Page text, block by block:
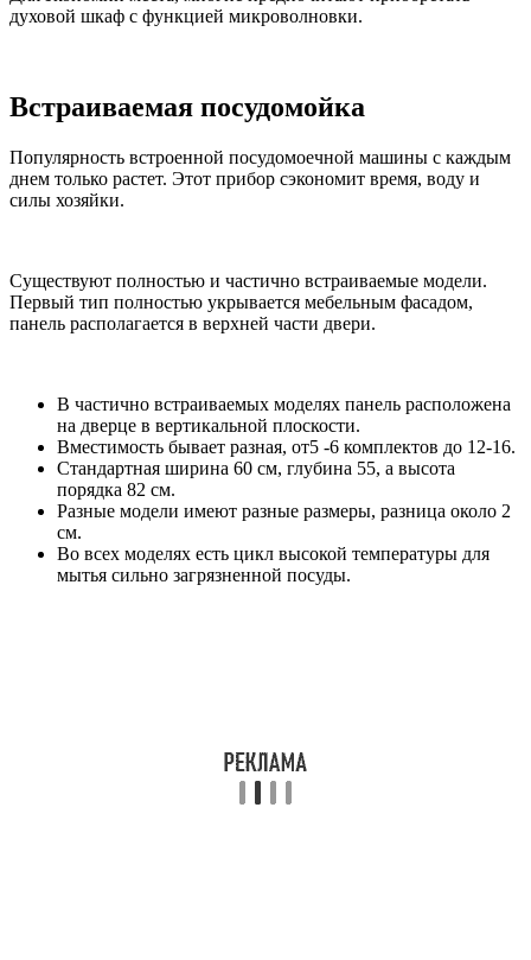
духовой шкаф с функцией микроволновки.
Встраиваемая посудомойка
Популярность встроенной посудомоечной машины с каждым
днем только растет. Этот прибор сэкономит время, воду и
силы хозяйки.
Существуют полностью и частично встраиваемые модели.
Первый тип полностью укрывается мебельным фасадом,
панель располагается в верхней части двери.
В частично встраиваемых моделях панель расположена
на дверце в вертикальной плоскости.
Вместимость бывает разная, от5 -6 комплектов до 12-16.
Стандартная ширина 60 см, глубина 55, а высота
порядка 82 см.
Разные модели имеют разные размеры, разница около 2
см.
Во всех моделях есть цикл высокой температуры для
мытья сильно загрязненной посуды.